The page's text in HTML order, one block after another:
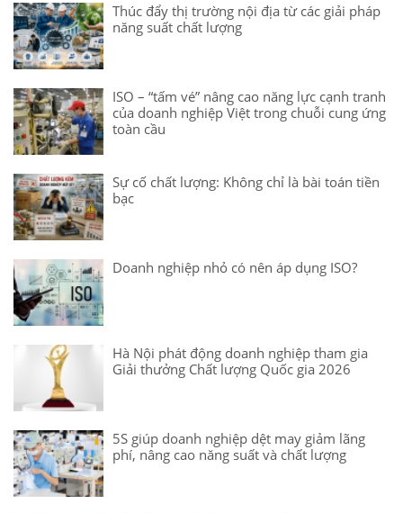
Thúc đẩy thị trường nội địa từ các giải pháp
năng suất chất lượng
ISO – “tấm vé” nâng cao năng lực cạnh tranh
của doanh nghiệp Việt trong chuỗi cung ứng
toàn cầu
Sự cố chất lượng: Không chỉ là bài toán tiền
bạc
Doanh nghiệp nhỏ có nên áp dụng ISO?
Hà Nội phát động doanh nghiệp tham gia
Giải thưởng Chất lượng Quốc gia 2026
5S giúp doanh nghiệp dệt may giảm lãng
phí, nâng cao năng suất và chất lượng